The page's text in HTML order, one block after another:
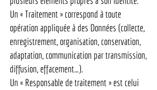
Un « Traitement » correspond à toute
opération appliquée à des Données (collecte,
enregistrement, organisation, conservation,
adaptation, communication par transmission,
diffusion, effacement…).
Un « Responsable de traitement » est celui